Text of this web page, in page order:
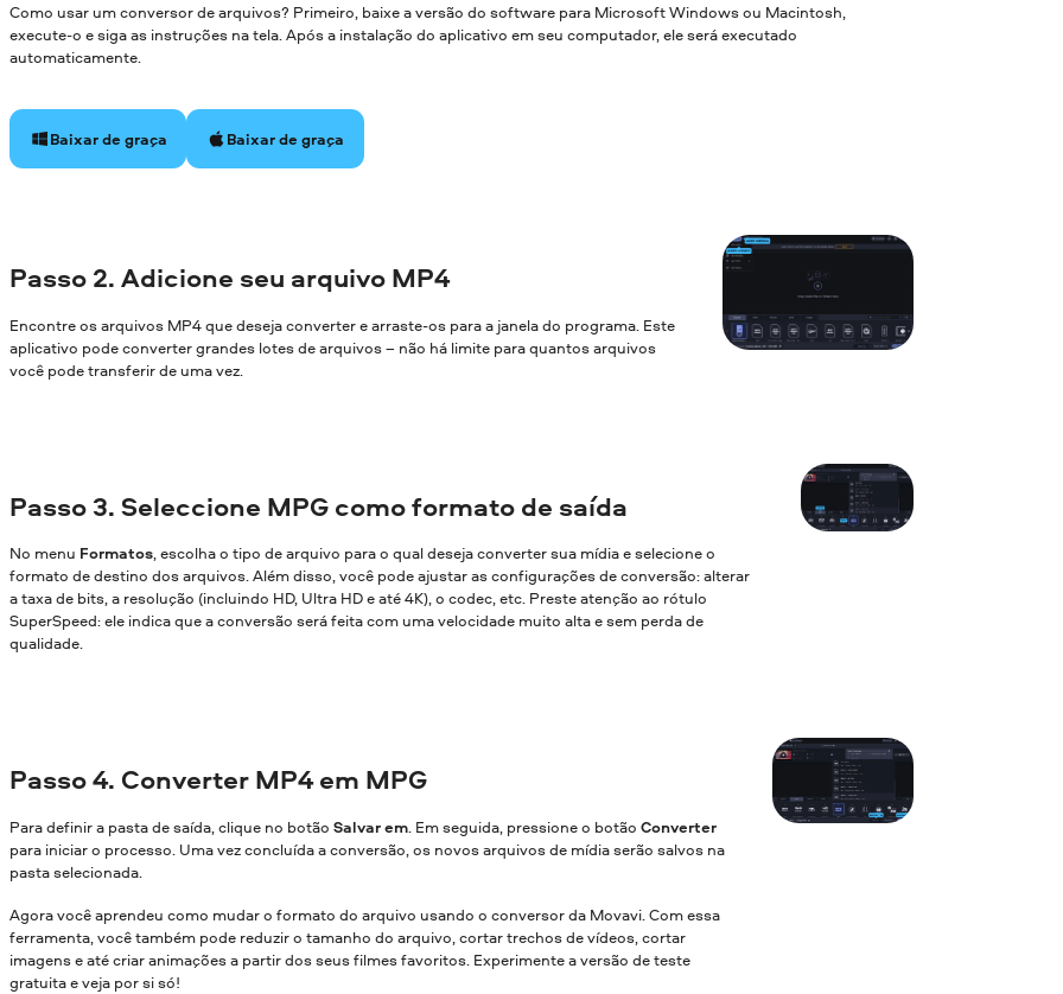
Como usar um conversor de arquivos? Primeiro, baixe a versão do software para Microsoft Windows ou Macintosh,
execute-o e siga as instruções na tela. Após a instalação do aplicativo em seu computador, ele será executado
automaticamente.
Baixar de graça Baixar de graça
Passo 2. Adicione seu arquivo MP4
Encontre os arquivos MP4 que deseja converter e arraste-os para a janela do programa. Este
aplicativo pode converter grandes lotes de arquivos – não há limite para quantos arquivos
você pode transferir de uma vez.
Passo 3. Seleccione MPG como formato de saída
No menu Formatos, escolha o tipo de arquivo para o qual deseja converter sua mídia e selecione o
formato de destino dos arquivos. Além disso, você pode ajustar as configurações de conversão: alterar
a taxa de bits, a resolução (incluindo HD, Ultra HD e até 4K), o codec, etc. Preste atenção ao rótulo
SuperSpeed: ele indica que a conversão será feita com uma velocidade muito alta e sem perda de
qualidade.
Passo 4. Converter MP4 em MPG
Para definir a pasta de saída, clique no botão Salvar em. Em seguida, pressione o botão Converter
para iniciar o processo. Uma vez concluída a conversão, os novos arquivos de mídia serão salvos na
pasta selecionada.
Agora você aprendeu como mudar o formato do arquivo usando o conversor da Movavi. Com essa
ferramenta, você também pode reduzir o tamanho do arquivo, cortar trechos de vídeos, cortar
imagens e até criar animações a partir dos seus filmes favoritos. Experimente a versão de teste
gratuita e veja por si só!